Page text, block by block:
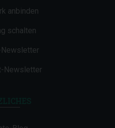
anbinden
schalten
Newsletter